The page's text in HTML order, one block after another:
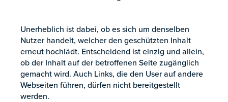
Unerheblich ist dabei, ob es sich um denselben
Nutzer handelt, welcher den geschützten Inhalt
erneut hochlädt. Entscheidend ist einzig und allein,
ob der Inhalt auf der betroffenen Seite zugänglich
gemacht wird. Auch Links, die den User auf andere
Webseiten führen, dürfen nicht bereitgestellt
werden.